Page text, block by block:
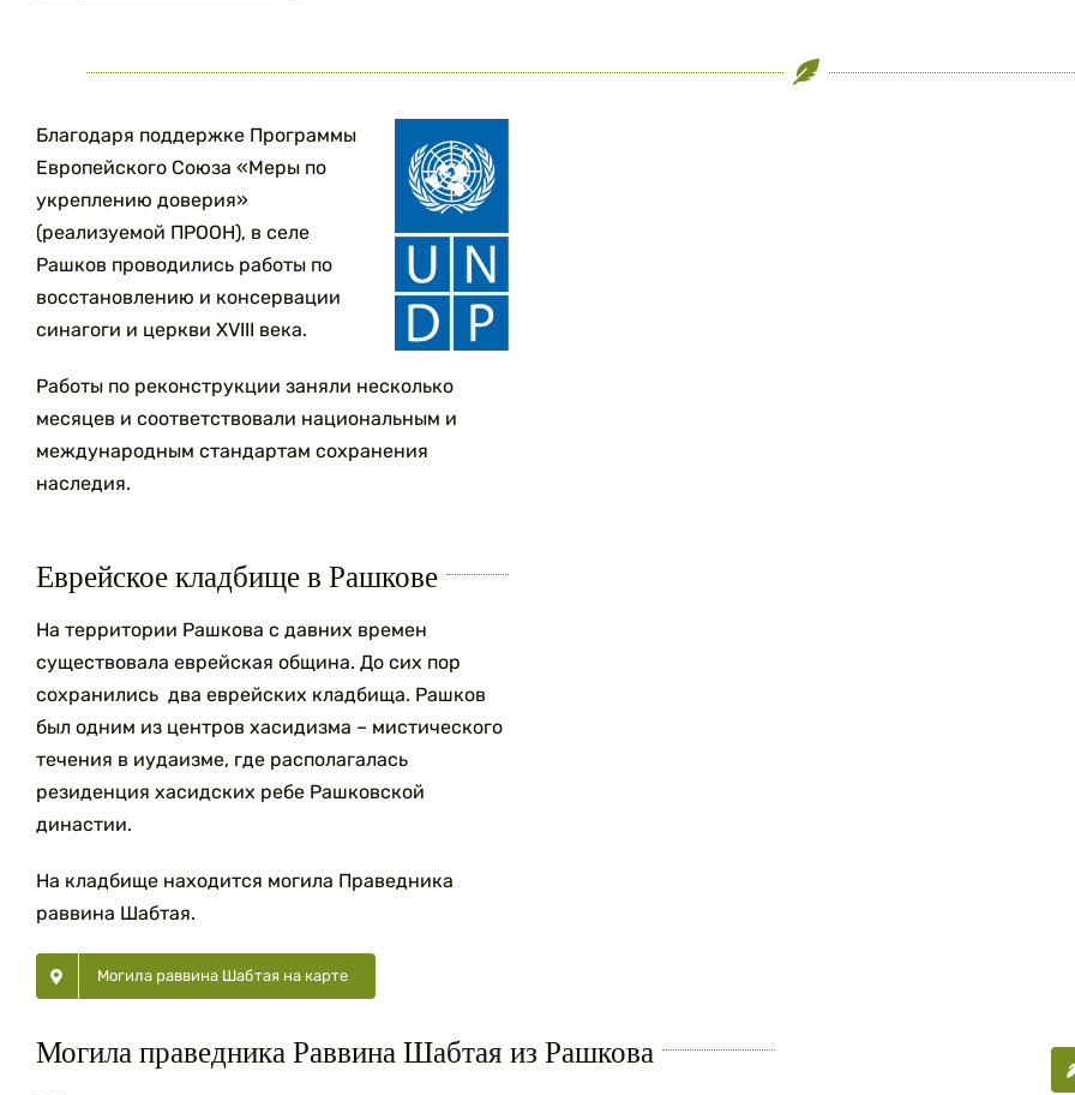
Благодаря поддержке Программы
Европейского Союза «Меры по
укреплению доверия»
(реализуемой ПРООН), в селе
Рашков проводились работы по
восстановлению и консервации
синагоги и церкви XVIII века.
Работы по реконструкции заняли несколько
месяцев и соответствовали национальным и
международным стандартам сохранения
наследия.
Еврейское кладбище в Рашкове
На территории Рашкова с давних времен
существовала еврейская община. До сих пор
сохранились два еврейских кладбища. Рашков
был одним из центров хасидизма – мистического
течения в иудаизме, где располагалась
резиденция хасидских ребе Рашковской
династии.
На кладбище находится могила Праведника
раввина Шабтая.
Могила раввина Шабтая на карте
Могила праведника Раввина Шабтая из Рашкова